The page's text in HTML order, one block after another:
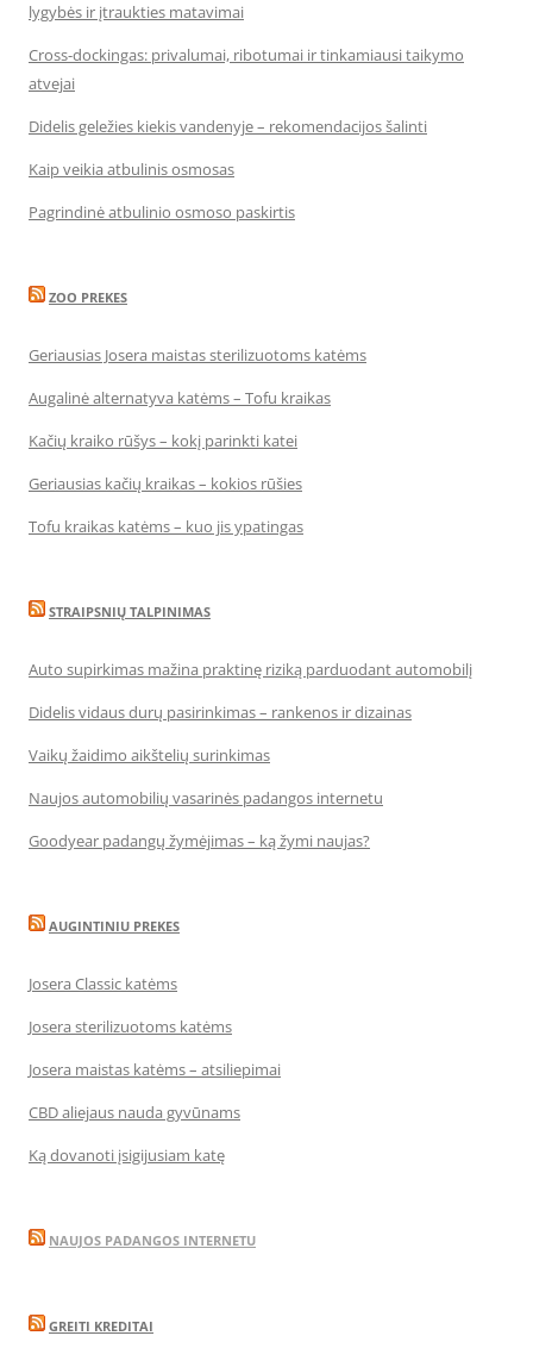
lygybės ir įtraukties matavimai
Cross-dockingas: privalumai, ribotumai ir tinkamiausi taikymo
atvejai
Didelis geležies kiekis vandenyje – rekomendacijos šalinti
Kaip veikia atbulinis osmosas
Pagrindinė atbulinio osmoso paskirtis
ZOO PREKES
Geriausias Josera maistas sterilizuotoms katėms
Augalinė alternatyva katėms – Tofu kraikas
Kačių kraiko rūšys – kokį parinkti katei
Geriausias kačių kraikas – kokios rūšies
Tofu kraikas katėms – kuo jis ypatingas
STRAIPSNIŲ TALPINIMAS
Auto supirkimas mažina praktinę riziką parduodant automobilį
Didelis vidaus durų pasirinkimas – rankenos ir dizainas
Vaikų žaidimo aikštelių surinkimas
Naujos automobilių vasarinės padangos internetu
Goodyear padangų žymėjimas – ką žymi naujas?
AUGINTINIU PREKES
Josera Classic katėms
Josera sterilizuotoms katėms
Josera maistas katėms – atsiliepimai
CBD aliejaus nauda gyvūnams
Ką dovanoti įsigijusiam katę
NAUJOS PADANGOS INTERNETU
GREITI KREDITAI